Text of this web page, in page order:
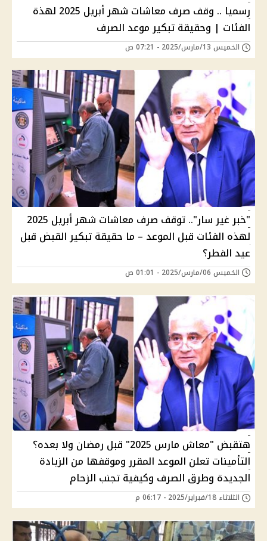
رسميا .. وقف صرف معاشات شهر أبريل 2025 لهذة
الفئات | وحقيقة تبكير موعد الصرف
الخميس 13/مارس/2025 - 07:21 ص
"خبر غير سار".. توقف صرف معاشات شهر أبريل 2025
لهذه الفئات قبل الموعد – ما حقيقة تبكير القبض قبل
عيد الفطر؟
الخميس 06/مارس/2025 - 01:01 ص
هتقبض "معاش مارس 2025" قبل رمضان ولا بعده؟
التأمينات تعلن الموعد المقرر وموقفها من الزيادة
الجديدة وطرق الصرف وكيفية تجنب الزحام
الثلاثاء 18/فبراير/2025 - 06:17 م